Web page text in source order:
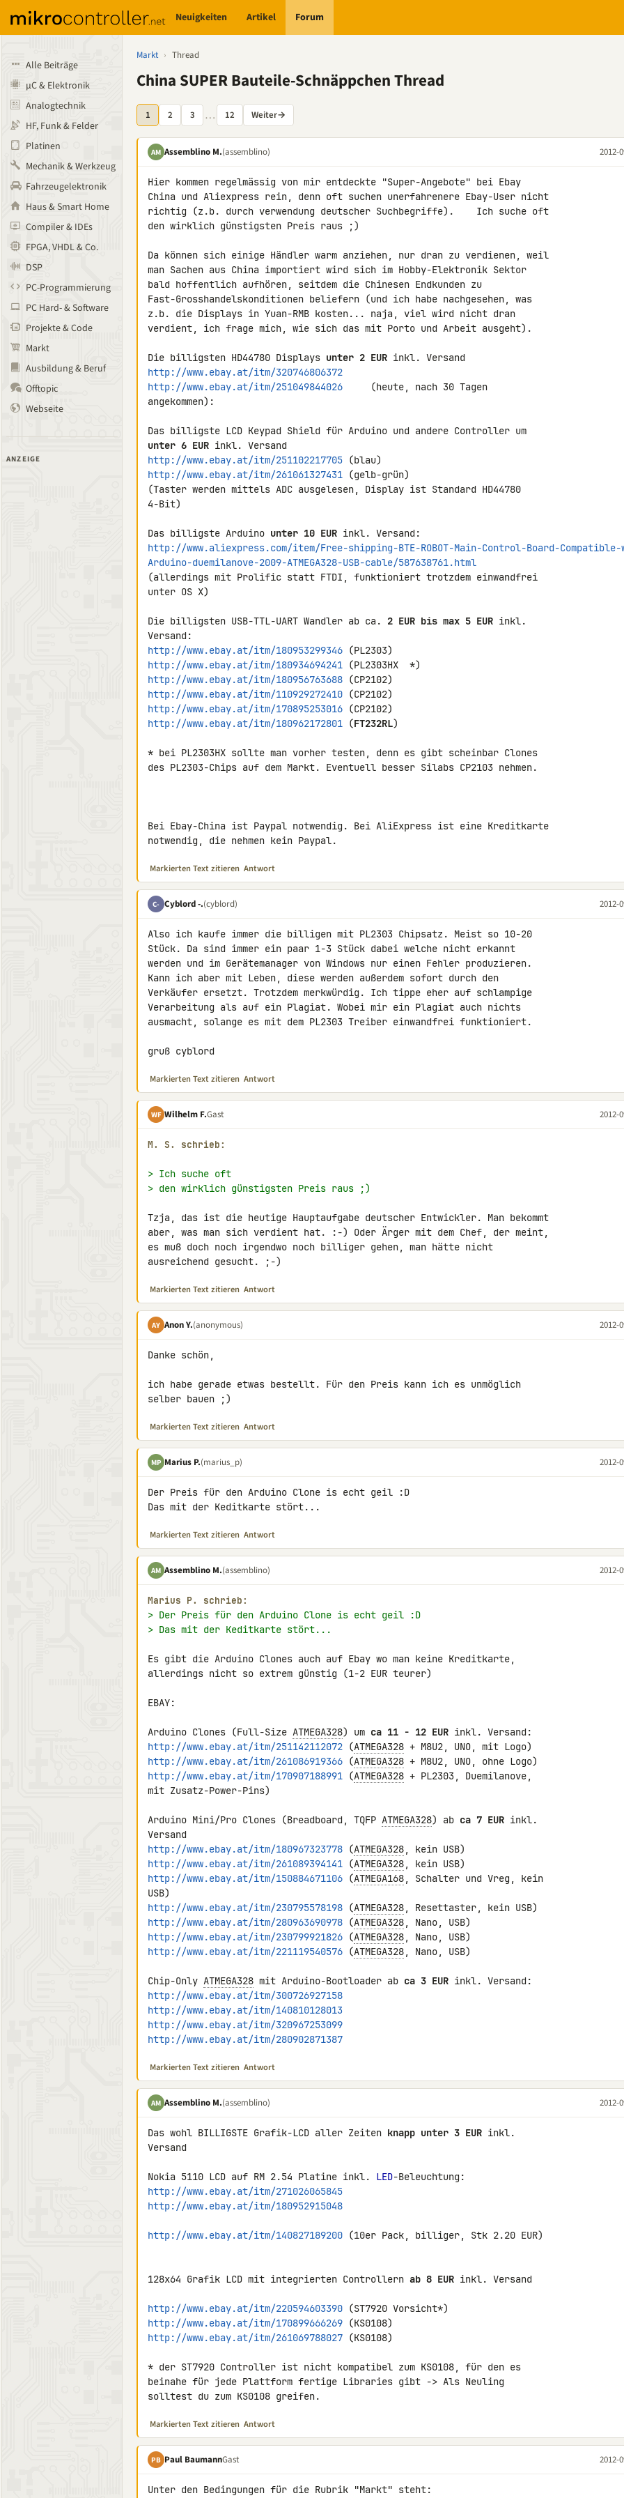
Neuigkeiten Artikel Forum
Alle Beiträge
µC & Elektronik
Analogtechnik
HF, Funk & Felder
Platinen
Mechanik & Werkzeug
Fahrzeugelektronik
Haus & Smart Home
Compiler & IDEs
FPGA, VHDL & Co.
DSP
PC-Programmierung
PC Hard- & Software
Projekte & Code
Markt
Ausbildung & Beruf
Offtopic
Webseite
ANZEIGE
Markt › Thread
China SUPER Bauteile-Schnäppchen Thread
1 2 3 … 12 Weiter→
AM Assemblino M.(assemblino) 2012-
Hier kommen regelmässig von mir entdeckte "Super-Angebote" bei Ebay
China und Aliexpress rein, denn oft suchen unerfahrenere Ebay-User nicht
richtig (z.b. durch verwendung deutscher Suchbegriffe).    Ich suche oft
den wirklich günstigsten Preis raus ;)
Da können sich einige Händler warm anziehen, nur dran zu verdienen, weil
man Sachen aus China importiert wird sich im Hobby-Elektronik Sektor
bald hoffentlich aufhören, seitdem die Chinesen Endkunden zu
Fast-Grosshandelskonditionen beliefern (und ich habe nachgesehen, was
z.b. die Displays in Yuan-RMB kosten... naja, viel wird nicht dran
verdient, ich frage mich, wie sich das mit Porto und Arbeit ausgeht).
Die billigsten HD44780 Displays unter 2 EUR
http://www.ebay.at/itm/320746806372
http://www.ebay.at/itm/251049844026
     (heute, nach 30 Tagen
angekommen):
unter 6 EUR
http://www.ebay.at/itm/251102217705
http://www.ebay.at/itm/261061327431 (gelb-grün)
(Taster werden mittels ADC ausgelesen, Display ist Standard HD44780
4-Bit)
Das billigste Arduino unter 10 EUR
http://www.aliexpress.com/item/Free-shipping-BTE-ROBOT-Main-Control-Board-
Arduino-duemilanove-2009-ATMEGA328-USB-cable/587638761.html
(allerdings mit Prolific statt FTDI, funktioniert trotzdem einwandfrei
unter OS X)
Die billigsten USB-TTL-UART Wandler ab ca. 2 EUR bis max 5 EUR inkl.
http://www.ebay.at/itm/180953299346
http://www.ebay.at/itm/180934694241
http://www.ebay.at/itm/180956763688
http://www.ebay.at/itm/110929272410
http://www.ebay.at/itm/170895253016
http://www.ebay.at/itm/180962172801 (FT232RL)
* bei PL2303HX sollte man vorher testen, denn es gibt scheinbar Clones
des PL2303-Chips auf dem Markt. Eventuell besser Silabs CP2103 nehmen.
Bei Ebay-China ist Paypal notwendig. Bei AliExpress ist eine Kreditkarte
notwendig, die nehmen kein Paypal.
Markierten Text zitieren Antwort
C- Cyblord -.(cyblord) 2012-
Also ich kaufe immer die billigen mit PL2303 Chipsatz. Meist so 10-20
Stück. Da sind immer ein paar 1-3 Stück dabei welche nicht erkannt
werden und im Gerätemanager von Windows nur einen Fehler produzieren.
Kann ich aber mit Leben, diese werden außerdem sofort durch den
Verkäufer ersetzt. Trotzdem merkwürdig. Ich tippe eher auf schlampige
Verarbeitung als auf ein Plagiat. Wobei mir ein Plagiat auch nichts
ausmacht, solange es mit dem PL2303 Treiber einwandfrei funktioniert.
gruß cyblord
Markierten Text zitieren Antwort
WF Wilhelm F.Gast 2012-
M. S. schrieb:
> Ich suche oft
> den wirklich günstigsten Preis raus ;)
Tzja, das ist die heutige Hauptaufgabe deutscher Entwickler. Man bekommt
aber, was man sich verdient hat. :-) Oder Ärger mit dem Chef, der meint,
es muß doch noch irgendwo noch billiger gehen, man hätte nicht
ausreichend gesucht. ;-)
Markierten Text zitieren Antwort
AY Anon Y.(anonymous) 2012-
Danke schön,
ich habe gerade etwas bestellt. Für den Preis kann ich es unmöglich
selber bauen ;)
Markierten Text zitieren Antwort
MP Marius P.(marius_p) 2012-
Der Preis für den Arduino Clone is echt geil :D
Das mit der Keditkarte stört...
Markierten Text zitieren Antwort
AM Assemblino M.(assemblino) 2012-
Marius P. schrieb:
> Der Preis für den Arduino Clone is echt geil :D
> Das mit der Keditkarte stört...
Es gibt die Arduino Clones auch auf Ebay wo man keine Kreditkarte,
allerdings nicht so extrem günstig (1-2 EUR teurer)
EBAY:
Arduino Clones (Full-Size ATMEGA328) um ca 11 - 12 EUR
http://www.ebay.at/itm/251142112072 (ATMEGA328
http://www.ebay.at/itm/261086919366 (ATMEGA328
http://www.ebay.at/itm/170907188991 (ATMEGA328 + PL2303, Duemilanove,
mit Zusatz-Power-Pins)
Arduino Mini/Pro Clones (Breadboard, TQFP ATMEGA328) ab ca 7 EUR inkl.
http://www.ebay.at/itm/180967323778 (ATMEGA328
http://www.ebay.at/itm/261089394141 (ATMEGA328
http://www.ebay.at/itm/150884671106 (ATMEGA168, Schalter und Vreg, kein
http://www.ebay.at/itm/230795578198 (ATMEGA328
http://www.ebay.at/itm/280963690978 (ATMEGA328
http://www.ebay.at/itm/230799921826 (ATMEGA328
http://www.ebay.at/itm/221119540576 (ATMEGA328, Nano, USB)
Chip-Only ATMEGA328 mit Arduino-Bootloader ab ca 3 EUR
http://www.ebay.at/itm/300726927158
http://www.ebay.at/itm/140810128013
http://www.ebay.at/itm/320967253099
http://www.ebay.at/itm/280902871387
Markierten Text zitieren Antwort
AM Assemblino M.(assemblino) 2012-
Das wohl BILLIGSTE Grafik-LCD aller Zeiten knapp unter 3 EUR inkl.
Versand
Nokia 5110 LCD auf RM 2.54 Platine inkl. LED
http://www.ebay.at/itm/271026065845
http://www.ebay.at/itm/180952915048
http://www.ebay.at/itm/140827189200 (10er Pack, billiger, Stk 2.20 EUR)
128x64 Grafik LCD mit integrierten Controllern ab 8 EUR inkl. Versand
http://www.ebay.at/itm/220594603390
http://www.ebay.at/itm/170899666269
http://www.ebay.at/itm/261069788027 (KS0108)
* der ST7920 Controller ist nicht kompatibel zum KS0108, für den es
beinahe für jede Plattform fertige Libraries gibt -> Als Neuling
solltest du zum KS0108 greifen.
Markierten Text zitieren Antwort
PB Paul BaumannGast 2012-
Unter den Bedingungen für die Rubrik "Markt" steht: